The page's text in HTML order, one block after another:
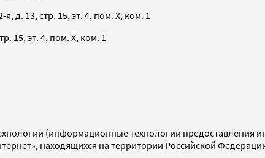
д. 13, стр. 15, эт. 4, пом. X, ком. 1
15, эт. 4, пом. X, ком. 1
(информационные технологии предоставления
находящихся на территории Российской